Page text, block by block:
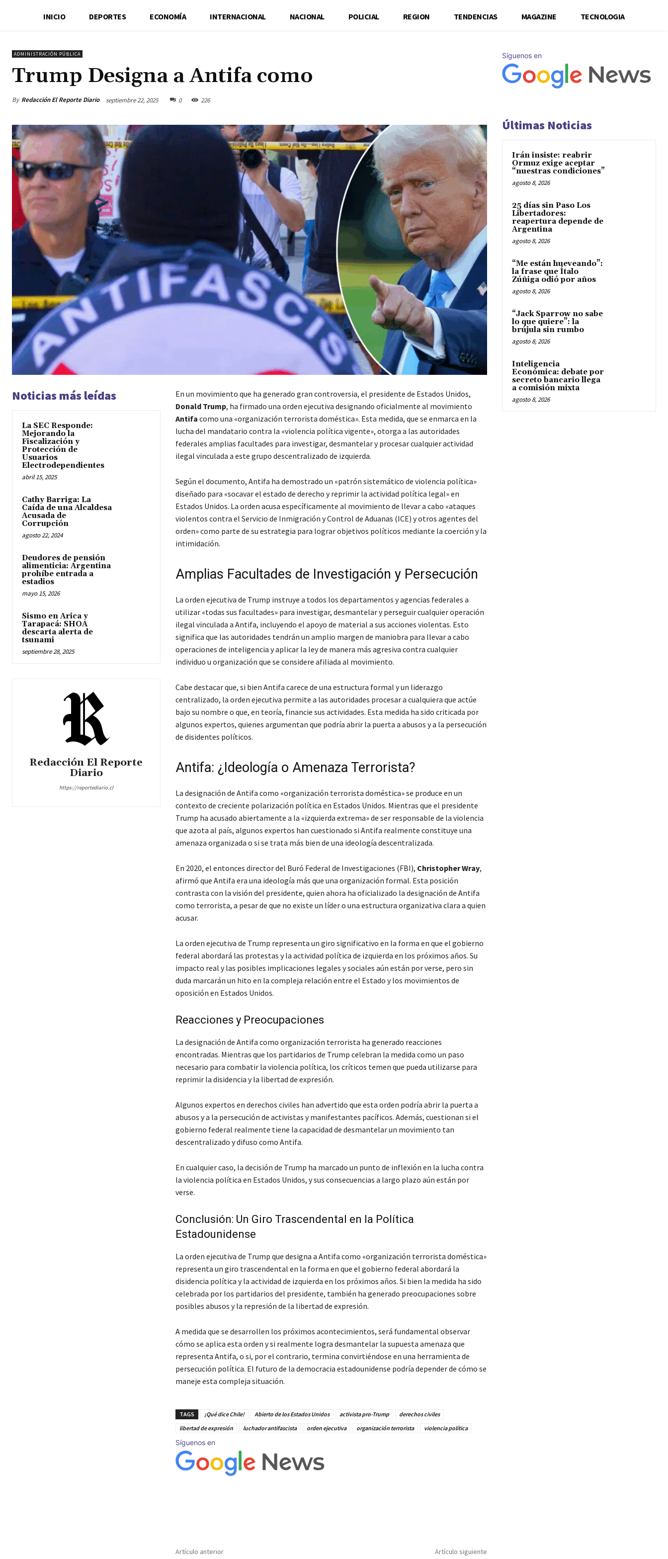
INICIO DEPORTES ECONOMÍA INTERNACIONAL NACIONAL POLICIAL REGION TENDENCIAS MAGAZINE TECNOLOGIA
ADMINISTRACIÓN PÚBLICA
Trump Designa a Antifa como
By Redacción El Reporte Diario septiembre 22, 2025 0 226
Noticias más leídas
La SEC Responde:
Mejorando la
Fiscalización y
Protección de
Usuarios
Electrodependientes
abril 15, 2025
Cathy Barriga: La
Caída de una Alcaldesa
Acusada de
Corrupción
agosto 22, 2024
Deudores de pensión
alimenticia: Argentina
prohíbe entrada a
estadios
mayo 15, 2026
Sismo en Arica y
Tarapacá: SHOA
descarta alerta de
tsunami
septiembre 28, 2025
Redacción El Reporte
Diario
https://reportediario.cl
En un movimiento que ha generado gran controversia, el presidente de Estados Unidos,
Donald Trump, ha firmado una orden ejecutiva designando oficialmente al movimiento
Antifa como una «organización terrorista doméstica». Esta medida, que se enmarca en la
lucha del mandatario contra la «violencia política vigente», otorga a las autoridades
federales amplias facultades para investigar, desmantelar y procesar cualquier actividad
ilegal vinculada a este grupo descentralizado de izquierda.
Según el documento, Antifa ha demostrado un «patrón sistemático de violencia política»
diseñado para «socavar el estado de derecho y reprimir la actividad política legal» en
Estados Unidos. La orden acusa específicamente al movimiento de llevar a cabo «ataques
violentos contra el Servicio de Inmigración y Control de Aduanas (ICE) y otros agentes del
orden» como parte de su estrategia para lograr objetivos políticos mediante la coerción y la
intimidación.
Amplias Facultades de Investigación y Persecución
La orden ejecutiva de Trump instruye a todos los departamentos y agencias federales a
utilizar «todas sus facultades» para investigar, desmantelar y perseguir cualquier operación
ilegal vinculada a Antifa, incluyendo el apoyo de material a sus acciones violentas. Esto
significa que las autoridades tendrán un amplio margen de maniobra para llevar a cabo
operaciones de inteligencia y aplicar la ley de manera más agresiva contra cualquier
individuo u organización que se considere afiliada al movimiento.
Cabe destacar que, si bien Antifa carece de una estructura formal y un liderazgo
centralizado, la orden ejecutiva permite a las autoridades procesar a cualquiera que actúe
bajo su nombre o que, en teoría, financie sus actividades. Esta medida ha sido criticada por
algunos expertos, quienes argumentan que podría abrir la puerta a abusos y a la persecución
de disidentes políticos.
Antifa: ¿Ideología o Amenaza Terrorista?
La designación de Antifa como «organización terrorista doméstica» se produce en un
contexto de creciente polarización política en Estados Unidos. Mientras que el presidente
Trump ha acusado abiertamente a la «izquierda extrema» de ser responsable de la violencia
que azota al país, algunos expertos han cuestionado si Antifa realmente constituye una
amenaza organizada o si se trata más bien de una ideología descentralizada.
En 2020, el entonces director del Buró Federal de Investigaciones (FBI), Christopher Wray,
afirmó que Antifa era una ideología más que una organización formal. Esta posición
contrasta con la visión del presidente, quien ahora ha oficializado la designación de Antifa
como terrorista, a pesar de que no existe un líder o una estructura organizativa clara a quien
acusar.
La orden ejecutiva de Trump representa un giro significativo en la forma en que el gobierno
federal abordará las protestas y la actividad política de izquierda en los próximos años. Su
impacto real y las posibles implicaciones legales y sociales aún están por verse, pero sin
duda marcarán un hito en la compleja relación entre el Estado y los movimientos de
oposición en Estados Unidos.
Reacciones y Preocupaciones
La designación de Antifa como organización terrorista ha generado reacciones
encontradas. Mientras que los partidarios de Trump celebran la medida como un paso
necesario para combatir la violencia política, los críticos temen que pueda utilizarse para
reprimir la disidencia y la libertad de expresión.
Algunos expertos en derechos civiles han advertido que esta orden podría abrir la puerta a
abusos y a la persecución de activistas y manifestantes pacíficos. Además, cuestionan si el
gobierno federal realmente tiene la capacidad de desmantelar un movimiento tan
descentralizado y difuso como Antifa.
En cualquier caso, la decisión de Trump ha marcado un punto de inflexión en la lucha contra
la violencia política en Estados Unidos, y sus consecuencias a largo plazo aún están por
verse.
Conclusión: Un Giro Trascendental en la Política
Estadounidense
La orden ejecutiva de Trump que designa a Antifa como «organización terrorista doméstica»
representa un giro trascendental en la forma en que el gobierno federal abordará la
disidencia política y la actividad de izquierda en los próximos años. Si bien la medida ha sido
celebrada por los partidarios del presidente, también ha generado preocupaciones sobre
posibles abusos y la represión de la libertad de expresión.
A medida que se desarrollen los próximos acontecimientos, será fundamental observar
cómo se aplica esta orden y si realmente logra desmantelar la supuesta amenaza que
representa Antifa, o si, por el contrario, termina convirtiéndose en una herramienta de
persecución política. El futuro de la democracia estadounidense podría depender de cómo se
maneje esta compleja situación.
TAGS ¡Qué dice Chile! Abierto de los Estados Unidos activista pro-Trump
derechos civiles
libertad de expresión
luchador antifascista orden ejecutiva organización terrorista violencia política
Síguenos en
Artículo anterior Artículo siguiente
Síguenos en
Últimas Noticias
Irán insiste: reabrir
Ormuz exige aceptar
“nuestras condiciones”
agosto 8, 2026
25 días sin Paso Los
Libertadores:
reapertura depende de
Argentina
agosto 8, 2026
“Me están hueveando”:
la frase que Ítalo
Zúñiga odió por años
agosto 8, 2026
“Jack Sparrow no sabe
lo que quiere”: la
brújula sin rumbo
agosto 8, 2026
Inteligencia
Económica: debate por
secreto bancario llega
a comisión mixta
agosto 8, 2026